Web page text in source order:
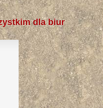
dla biur